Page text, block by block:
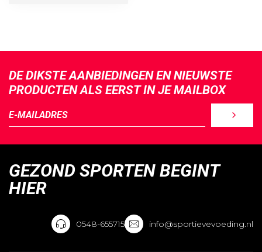
DE DIKSTE AANBIEDINGEN EN NIEUWSTE
PRODUCTEN ALS EERST IN JE MAILBOX
GEZOND SPORTEN BEGINT
HIER
0548-655715 info@sportievevoeding.nl